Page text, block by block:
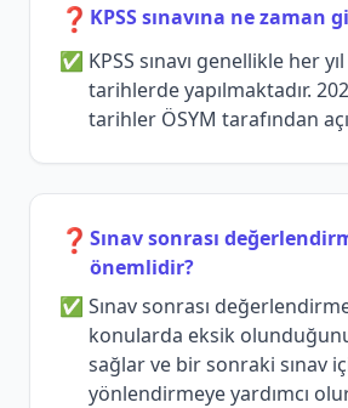
❓ KPSS sınavına ne zaman
KPSS sınavı genellikle her
tarihlerde yapılmaktadır.
tarihler ÖSYM tarafından
❓ Sınav sonrası
önemlidir?
Sınav sonrası
konularda eksik
sağlar ve bir sonraki sınav
yönlendirmeye yardımcı